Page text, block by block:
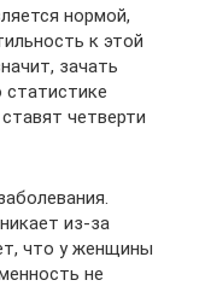
нормой,
к этой
зачать
четверти
из-за
что у женщины
не